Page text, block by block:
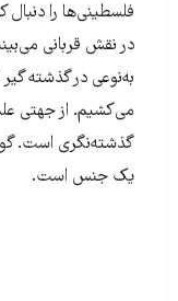
فلسطینی‌ها را
در نقش قربانی
به‌نوعی در گذشته
می‌کشیم. از جهتی
گذشته‌نگری است.
یک جنس است.